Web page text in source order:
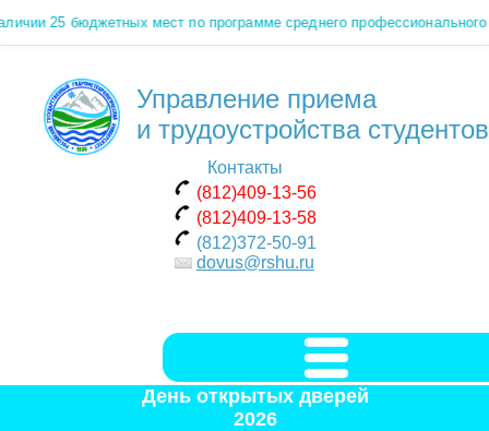
25 бюджетных мест по программе среднего профессионального
Управление приема
и трудоустройства студентов
Контакты
(812)409-13-56
(812)409-13-58
(812)372-50-91
dovus@rshu.ru
День открытых дверей
2026